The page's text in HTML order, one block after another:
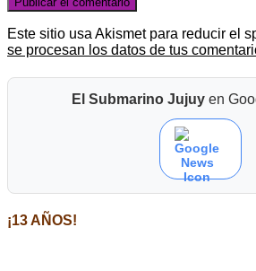
Este sitio usa Akismet para reducir el
se procesan los datos de tus
El Submarino Jujuyen
¡13 AÑOS!